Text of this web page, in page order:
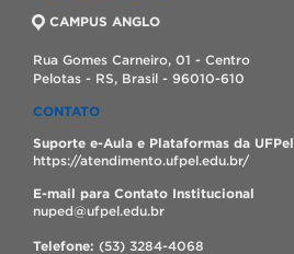
CAMPUS ANGLO
Rua Gomes Carneiro, 01 - Centro
Pelotas - RS, Brasil - 96010-610
CONTATO
Suporte e-Aula e Plataformas da UFPel
https://atendimento.ufpel.edu.br/
E-mail para Contato Institucional
nuped@ufpel.edu.br
Telefone: (53) 3284-4068